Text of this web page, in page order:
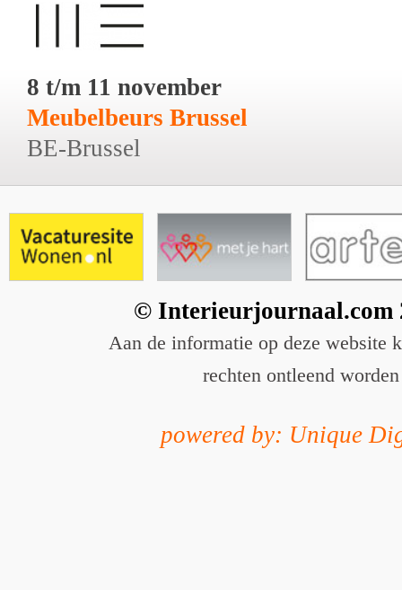
8 t/m 11 november
Meubelbeurs Brussel
BE-Brussel
© Interieurjournaal.com
Aan de informatie op deze website
rechten ontleend worden
powered by: Unique